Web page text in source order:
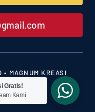
MAGNUM KREASI
Gratis!
Kami